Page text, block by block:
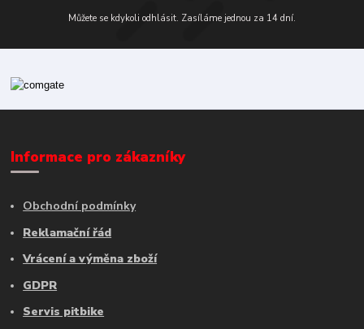
Můžete se kdykoli odhlásit. Zasíláme jednou za 14 dní.
Informace pro zákazníky
Obchodní podmínky
Reklamační řád
Vrácení a výměna zboží
GDPR
Servis pitbike